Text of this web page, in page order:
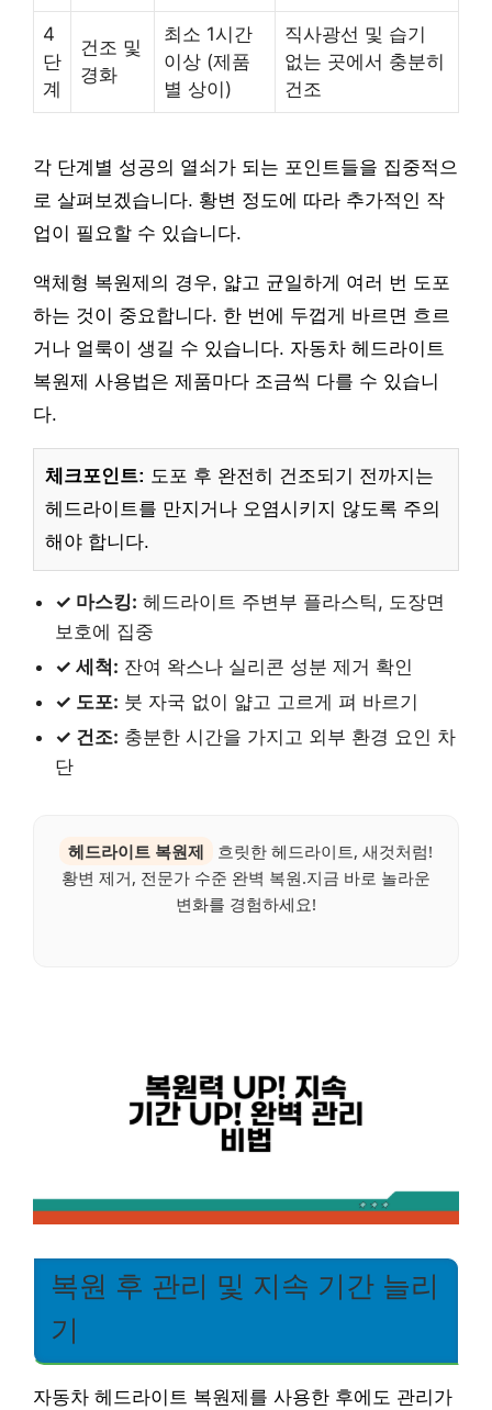
4
단
계
건조 및
경화
최소 1시간
이상 (제품
별 상이)
직사광선 및 습기
없는 곳에서 충분히
건조
각 단계별 성공의 열쇠가 되는 포인트들을 집중적으
로 살펴보겠습니다. 황변 정도에 따라 추가적인 작
업이 필요할 수 있습니다.
액체형 복원제의 경우, 얇고 균일하게 여러 번 도포
하는 것이 중요합니다. 한 번에 두껍게 바르면 흐르
거나 얼룩이 생길 수 있습니다. 자동차 헤드라이트
복원제 사용법은 제품마다 조금씩 다를 수 있습니
다.
체크포인트: 도포 후 완전히 건조되기 전까지는
헤드라이트를 만지거나 오염시키지 않도록 주의
해야 합니다.
✓ 마스킹: 헤드라이트 주변부 플라스틱, 도장면
보호에 집중
✓ 세척: 잔여 왁스나 실리콘 성분 제거 확인
✓ 도포: 붓 자국 없이 얇고 고르게 펴 바르기
✓ 건조: 충분한 시간을 가지고 외부 환경 요인 차
단
헤드라이트 복원제
흐릿한 헤드라이트, 새것처럼!
황변 제거, 전문가 수준 완벽 복원.지금 바로 놀라운
변화를 경험하세요!
복원 후 관리 및 지속 기간 늘리
기
자동차 헤드라이트 복원제를 사용한 후에도 관리가